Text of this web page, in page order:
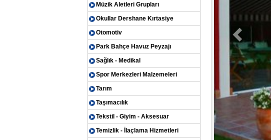
Müzik Aletleri Grupları
Okullar Dershane Kırtasiye
Otomotiv
Park Bahçe Havuz Peyzajı
Sağlık - Medikal
Spor Merkezleri Malzemeleri
Tarım
Taşımacılık
Tekstil - Giyim - Aksesuar
Temizlik - İlaçlama Hizmetleri